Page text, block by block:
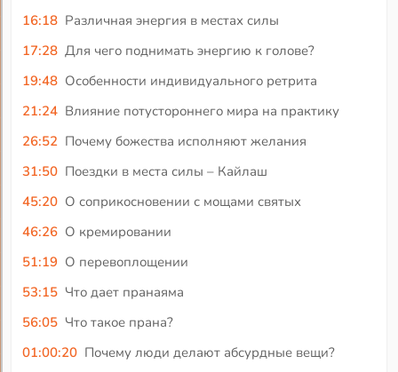
16:18 Различная энергия в местах силы
17:28 Для чего поднимать энергию к голове?
19:48 Особенности индивидуального ретрита
21:24 Влияние потустороннего мира на практику
26:52 Почему божества исполняют желания
31:50 Поездки в места силы – Кайлаш
45:20 О соприкосновении с мощами святых
46:26 О кремировании
51:19 О перевоплощении
53:15 Что дает пранаяма
56:05 Что такое прана?
01:00:20 Почему люди делают абсурдные вещи?